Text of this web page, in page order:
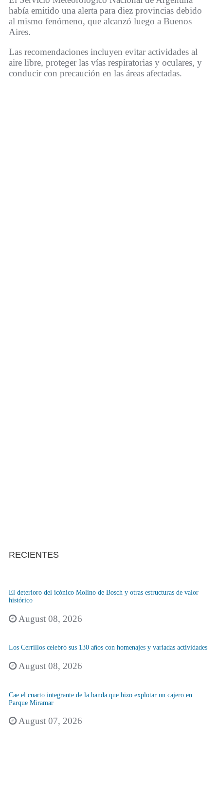
había emitido una alerta para diez provincias debido
al mismo fenómeno, que alcanzó luego a Buenos
Aires.
Las recomendaciones incluyen evitar actividades al
aire libre, proteger las vías respiratorias y oculares, y
conducir con precaución en las áreas afectadas.
RECIENTES
El deterioro del icónico Molino de Bosch y otras estructuras de valor
histórico
August 08, 2026
Los Cerrillos celebró sus 130 años con homenajes y variadas actividades
August 08, 2026
Cae el cuarto integrante de la banda que hizo explotar un cajero en
Parque Miramar
August 07, 2026